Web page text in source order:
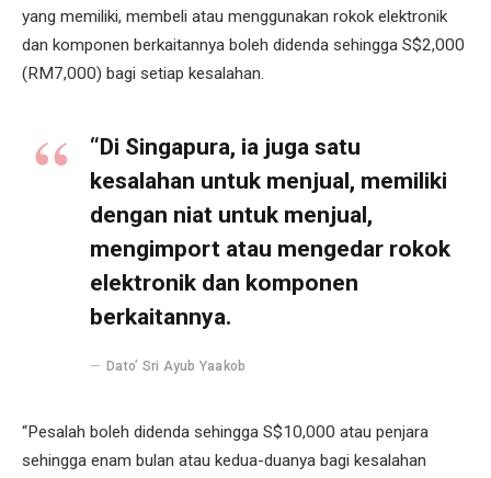
yang memiliki, membeli atau menggunakan rokok elektronik
dan komponen berkaitannya boleh didenda sehingga S$2,000
(RM7,000) bagi setiap kesalahan.
“Di Singapura, ia juga satu
kesalahan untuk menjual, memiliki
dengan niat untuk menjual,
mengimport atau mengedar rokok
elektronik dan komponen
berkaitannya.
Dato’ Sri Ayub Yaakob
“Pesalah boleh didenda sehingga S$10,000 atau penjara
sehingga enam bulan atau kedua-duanya bagi kesalahan